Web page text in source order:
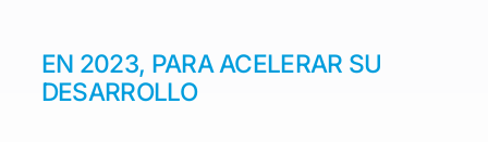
EN 2023, PARA ACELERAR SU
DESARROLLO